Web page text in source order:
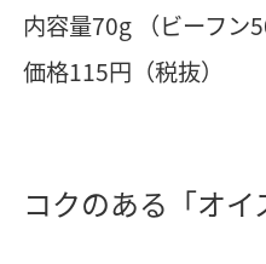
内容量70g （ビーフン
価格115円（税抜）
コクのある「オイ